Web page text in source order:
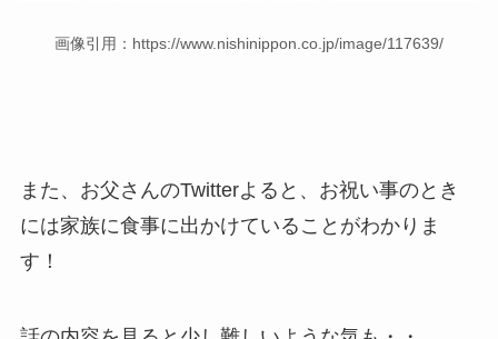
画像引用：https://www.nishinippon.co.jp/image/117639/
また、お父さんのTwitterよると、お祝い事のとき
には家族に食事に出かけていることがわかりま
す！